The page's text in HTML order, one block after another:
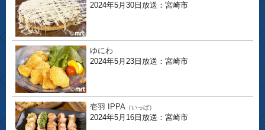
2024年5月30日放送：宮崎市
ゆにわ
2024年5月23日放送：宮崎市
壱羽 IPPA （いっぱ）
2024年5月16日放送：宮崎市